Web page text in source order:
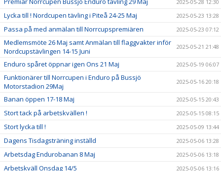
2025-05-28 12:30
Lycka till ! Nordcupen tävling i Piteå 24-25 Maj 2025-05-23 13:28
Passa på med anmälan till Norrcupspremiären 2025-05-23 07:12
Medlemsmöte 26 Maj samt Anmälan till flaggvakter inför
Nordcupstävlingen 14-15 Juni
2025-05-21 21:48
Enduro spåret öppnar igen Ons 21 Maj 2025-05-19 06:07
Funktionärer till Norrcupen i Enduro på Bussjö
Motorstadion 29Maj
2025-05-16 20:18
Banan öppen 17-18 Maj 2025-05-15 20:43
Stort tack på arbetskvällen ! 2025-05-15 08:15
Stort lycka till ! 2025-05-09 13:44
Dagens Tisdagsträning inställd 2025-05-06 13:28
Arbetsdag Endurobanan 8 Maj 2025-05-06 13:18
Arbetskväll Onsdag 14/5 2025-05-06 13:16